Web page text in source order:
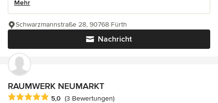
Mehr
Nachricht
Schwarzmannstraße 28, 90768 Fürth
RAUMWERK NEUMARKT
Durchschnittliche Bewertung: 5 von 5 Sternen
5,0 (3 Bewertungen)